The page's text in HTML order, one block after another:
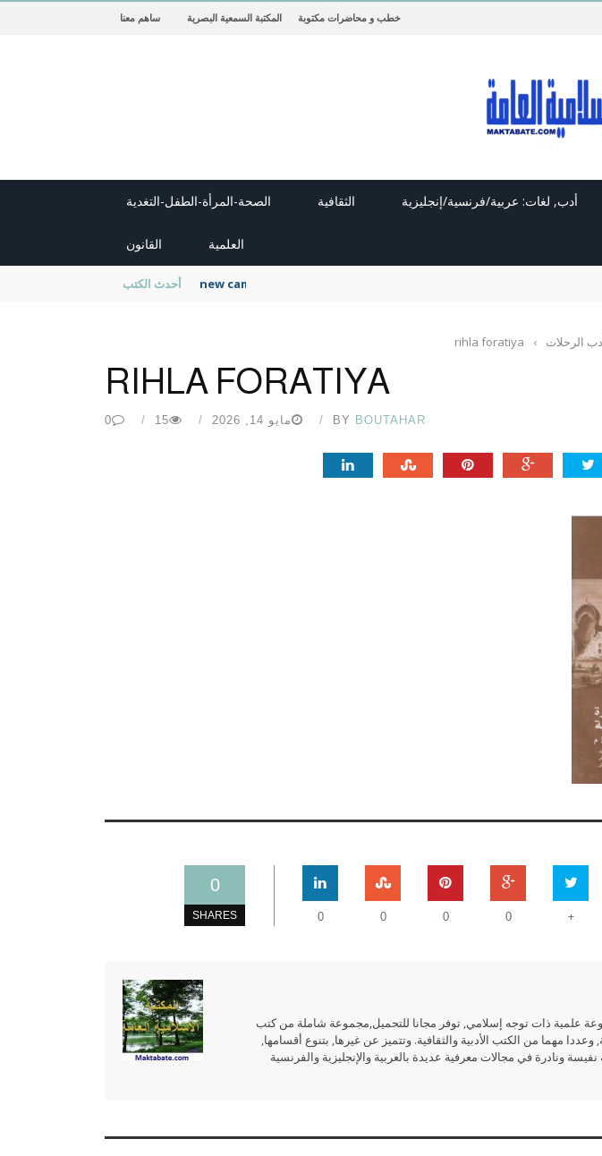
خطب و محاضرات مكتوبة المكتبة السمعية البصرية ساهم معنا
أدب, لغات: عربية/فرنسية/إنجليزية الثقافية الصحة-المرأة-الطفل-التغدية
العلمية القانون
أحدث الكتب new cambridge history of islam
الرحلات ›
rihla foratiya
RIHLA FORATIYA
BY BOUTAHAR مايو 14, 2026 15
0
0
SHARES +
0
0
0
0
علمية ذات توجه إسلامي, توفر مجانا للتحميل,مجموعة شاملة من كتب
مهما من الكتب الأدبية والثقافية. وتتميز عن غيرها, بتنوع أقسامها,
ونادرة في مجالات معرفية عديدة بالعربية والإنجليزية والفرنسية